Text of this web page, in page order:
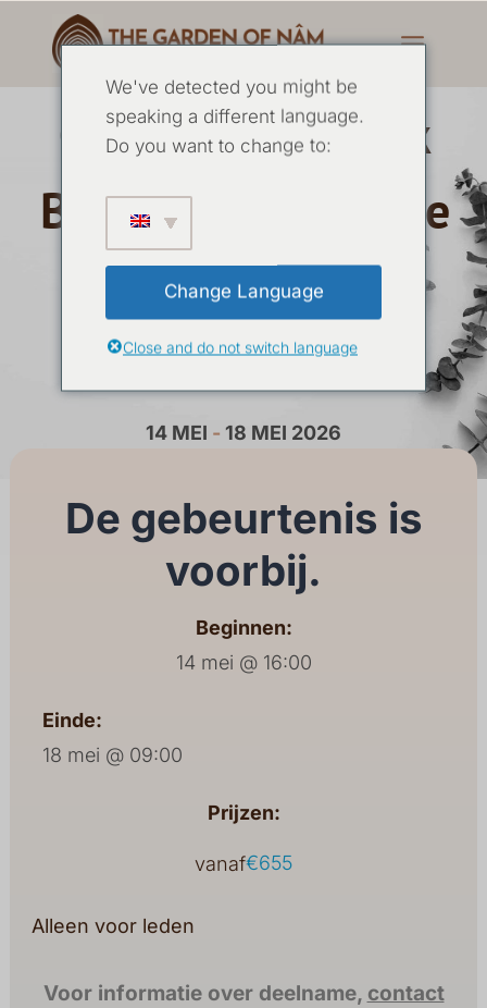
Causaal Onderzoek
Basis Shamanistische
Retraite met Anna
Montis - mei 2026
14 MEI - 18 MEI 2026
De gebeurtenis is
voorbij.
Beginnen:
14 mei @ 16:00
Einde:
18 mei @ 09:00
Prijzen:
vanaf€655
Alleen voor leden
Voor informatie over deelname, contact
We've detected you might be
speaking a different language.
Do you want to change to:
Change Language
Close and do not switch language